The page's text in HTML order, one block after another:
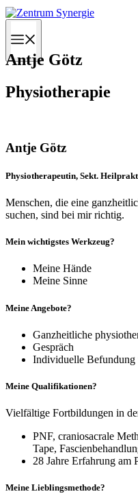
Zum
Inhalt
springen
Antje Götz
Physiotherapie
Antje Götz
Physiotherapeutin, Sekt.
Menschen, die eine
suchen, sind bei mir richtig.
Mein wichtigstes Werkzeug?
Meine Hände
Meine Sinne
Meine Angebote?
Ganzheitliche
Gespräch
Individuelle Befundung
Meine Qualifikationen?
Vielfältige Fortbildungen in
PNF, craniosacrale
Tape,
28 Jahre Erfahrung am
Meine Lieblingsmethode?